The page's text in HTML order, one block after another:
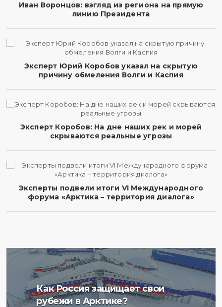
Иван Воронцов: взгляд из региона на прямую
линию Президента
Эксперт Юрий Коробов указал на скрытую
причину обмеления Волги и Каспия
Эксперт Коробов: На дне наших рек и морей
скрываются реальные угрозы
Эксперты подвели итоги VI Международного
форума «Арктика – территория диалога»
Как Россия защищает свои
рубежи в Арктике?
Ученые Арктического
плавучего университета